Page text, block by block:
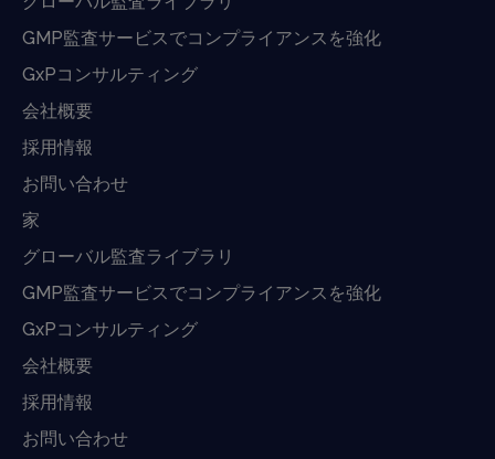
GMP監査サービスでコンプライアンスを強化
GxPコンサルティング
会社概要
採用情報
お問い合わせ
家
グローバル監査ライブラリ
GMP監査サービスでコンプライアンスを強化
GxPコンサルティング
会社概要
採用情報
お問い合わせ